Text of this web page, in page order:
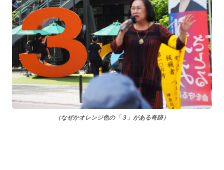
（なぜかオレンジ色の「３」がある奇跡）